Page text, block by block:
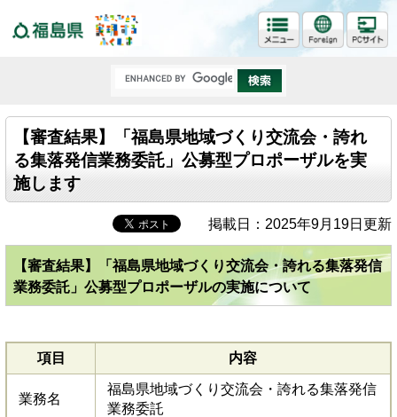
【審査結果】「福島県地域づくり交流会・誇れ
る集落発信業務委託」公募型プロポーザルを実
施します
掲載日：2025年9月19日更新
【審査結果】「福島県地域づくり交流会・誇れる集落発信
業務委託」公募型プロポーザルの実施について
項目 内容
業務名
福島県地域づくり交流会・誇れる集落発信
業務委託